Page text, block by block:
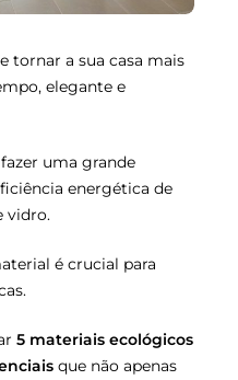
tornar a sua casa mais
elegante e
uma grande
energética de
vidro.
é crucial para
5 materiais ecológicos
que não apenas